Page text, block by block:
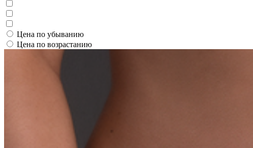
Цена по убыванию
Цена по возрастанию